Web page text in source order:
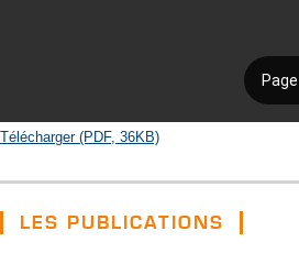
Télécharger (PDF, 36KB)
LES PUBLICATIONS